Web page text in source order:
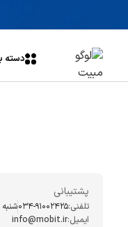
دسته
پشتیبانی
تلفنی:034-91002425شنبه تا
ایمیل:info@mobit.ir